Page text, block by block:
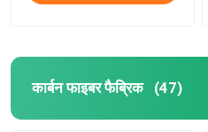
कार्बन फाइबर फैब्रिक (47)